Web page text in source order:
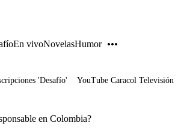
En vivoNovelasHumor
'Desafío' YouTube Caracol Televisión
en Colombia?